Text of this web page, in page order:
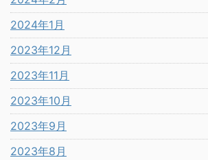
2024年1月
2023年12月
2023年11月
2023年10月
2023年9月
2023年8月